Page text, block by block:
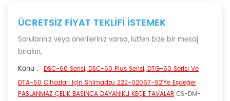
ÜCRETSIZ FIYAT TEKLIFI ISTEMEK
Sorularınız veya önerileriniz varsa, lütfen bize bir mesaj
bırakın,
Konu : DSC-60 Serisi, DSC-60 Plus Serisi, DTG-60 Serisi Ve
DTA-50 Cihazları Için Shimadzu 222-02067-92'ye Eşdeğer
PASLANMAZ ÇELİK BASINCA DAYANIKLI KEÇE TAVALAR CS-DM-